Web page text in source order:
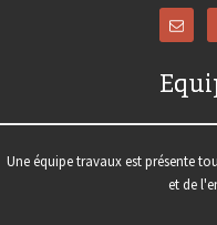
Une équipe travaux est présente
et de